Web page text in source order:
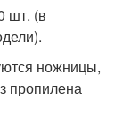
шт. (в
ножницы,
пропилена